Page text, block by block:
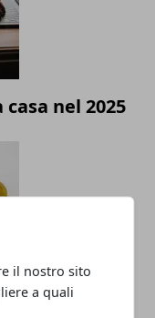
il nostro sito
a quali
nel 2025
e